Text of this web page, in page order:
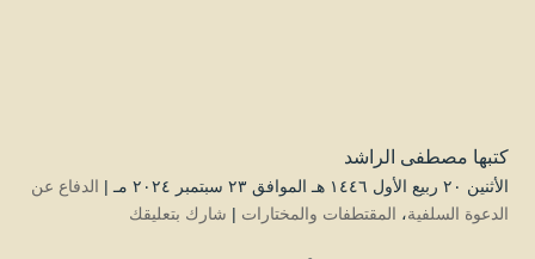
كتبها مصطفى الراشد
الأثنين ۲۰ ربيع الأول ۱٤٤٦ هـ الموافق ۲۳ سبتمبر ۲۰۲٤ مـ |
الدفاع عن
الدعوة السلفية، المقتطفات والمختارات | شارك بتعليقك